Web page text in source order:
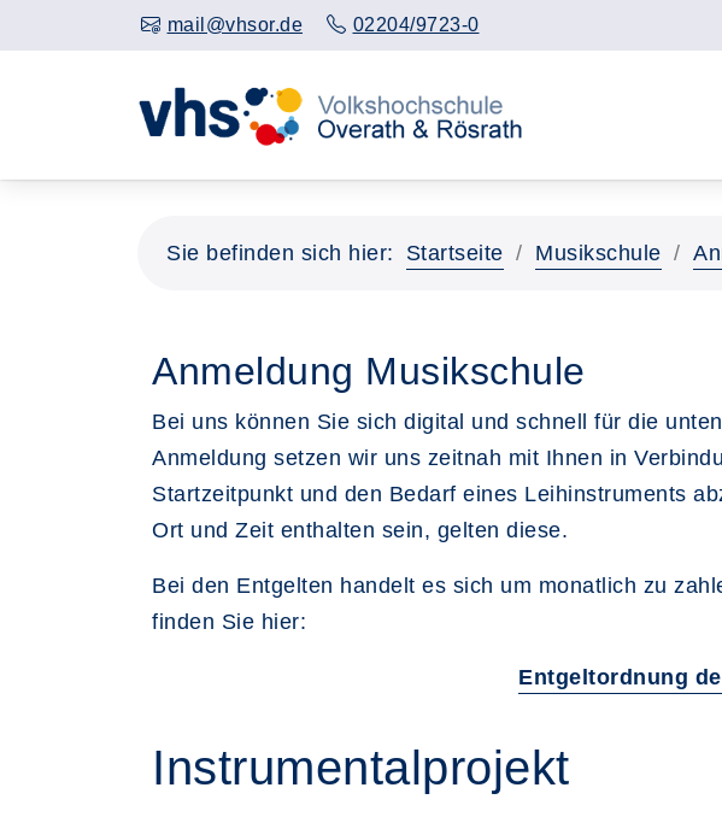
mail@vhsor.de 02204/9723-0
Sie befinden sich hier: Startseite Musikschule
Anmeldung Musikschule
Bei uns können Sie sich digital und schnell für die
Anmeldung setzen wir uns zeitnah mit Ihnen in
Startzeitpunkt und den Bedarf eines Leihinstruments
Ort und Zeit enthalten sein, gelten diese.
Bei den Entgelten handelt es sich um monatlich zu
finden Sie hier:
Entgeltordnung
Instrumentalprojekt